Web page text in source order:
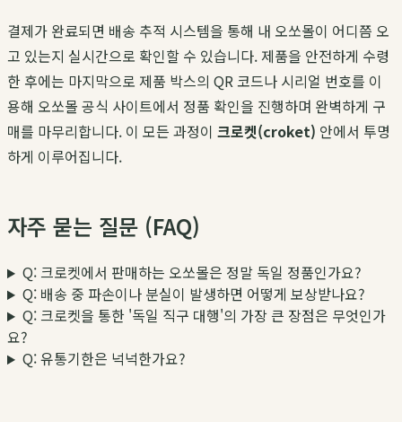
결제가 완료되면 배송 추적 시스템을 통해 내 오쏘몰이 어디쯤 오
고 있는지 실시간으로 확인할 수 있습니다. 제품을 안전하게 수령
한 후에는 마지막으로 제품 박스의 QR 코드나 시리얼 번호를 이
용해 오쏘몰 공식 사이트에서 정품 확인을 진행하며 완벽하게 구
매를 마무리합니다. 이 모든 과정이 크로켓(croket) 안에서 투명
하게 이루어집니다.
자주 묻는 질문 (FAQ)
Q: 크로켓에서 판매하는 오쏘몰은 정말 독일 정품인가요?
Q: 배송 중 파손이나 분실이 발생하면 어떻게 보상받나요?
Q: 크로켓을 통한 '독일 직구 대행'의 가장 큰 장점은 무엇인가
요?
Q: 유통기한은 넉넉한가요?